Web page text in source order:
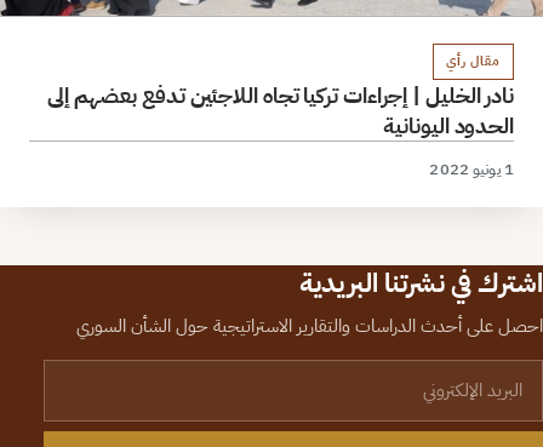
مقال رأي
نادر الخليل | إجراءات تركيا تجاه اللاجئين تدفع بعضهم إلى
الحدود اليونانية
1 يونيو 2022
اشترك في نشرتنا البريدية
احصل على أحدث الدراسات والتقارير الاستراتيجية حول الشأن السوري